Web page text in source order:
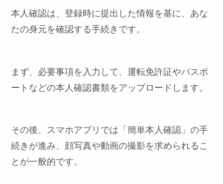
本人確認は、登録時に提出した情報を基に、あな
たの身元を確認する手続きです。
まず、必要事項を入力して、運転免許証やパスポ
ートなどの本人確認書類をアップロードします。
その後、スマホアプリでは「簡単本人確認」の手
続きが進み、顔写真や動画の撮影を求められるこ
とが一般的です。